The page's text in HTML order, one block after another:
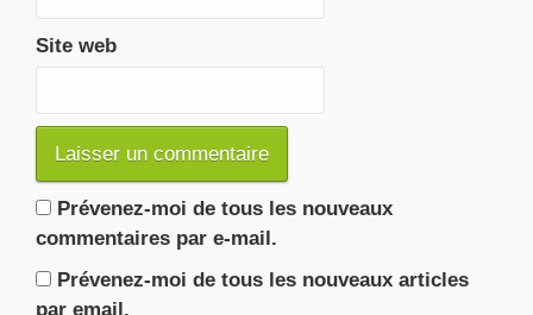
Site web
Prévenez-moi de tous les nouveaux
commentaires par e-mail.
Prévenez-moi de tous les nouveaux articles
par email.